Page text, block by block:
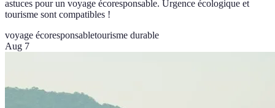
astuces pour un voyage écoresponsable. Urgence écologique et
tourisme sont compatibles !
voyage écoresponsabletourisme durable
Aug 7